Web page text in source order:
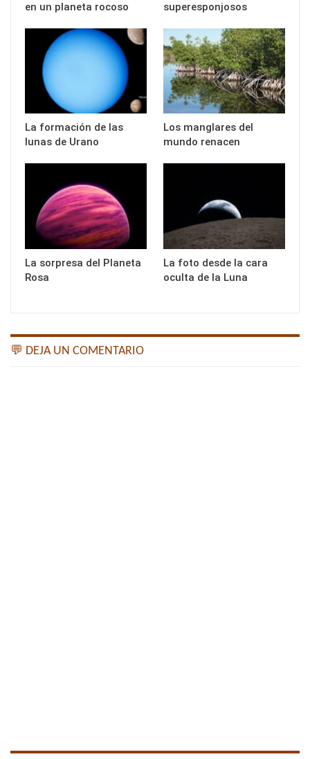
en un planeta rocoso
superesponjosos
La formación de las
lunas de Urano
Los manglares del
mundo renacen
La sorpresa del Planeta
Rosa
La foto desde la cara
oculta de la Luna
💬 DEJA UN COMENTARIO